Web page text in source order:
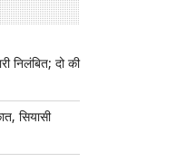
निलंबित; दो की
सियासी